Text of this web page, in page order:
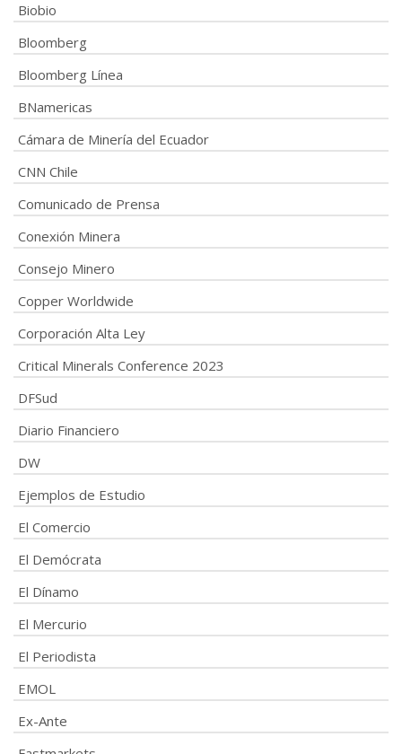
Biobio
Bloomberg
Bloomberg Línea
BNamericas
Cámara de Minería del Ecuador
CNN Chile
Comunicado de Prensa
Conexión Minera
Consejo Minero
Copper Worldwide
Corporación Alta Ley
Critical Minerals Conference 2023
DFSud
Diario Financiero
DW
Ejemplos de Estudio
El Comercio
El Demócrata
El Dínamo
El Mercurio
El Periodista
EMOL
Ex-Ante